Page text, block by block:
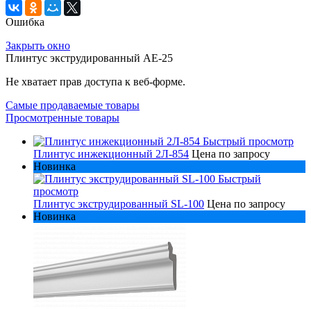
Ошибка
Закрыть окно
Плинтус экструдированный AE-25
Не хватает прав доступа к веб-форме.
Самые продаваемые товары
Просмотренные товары
Быстрый просмотр
Плинтус инжекционный 2Л-854 Цена по запросу
Новинка
Быстрый
просмотр
Плинтус экструдированный SL-100 Цена по запросу
Новинка